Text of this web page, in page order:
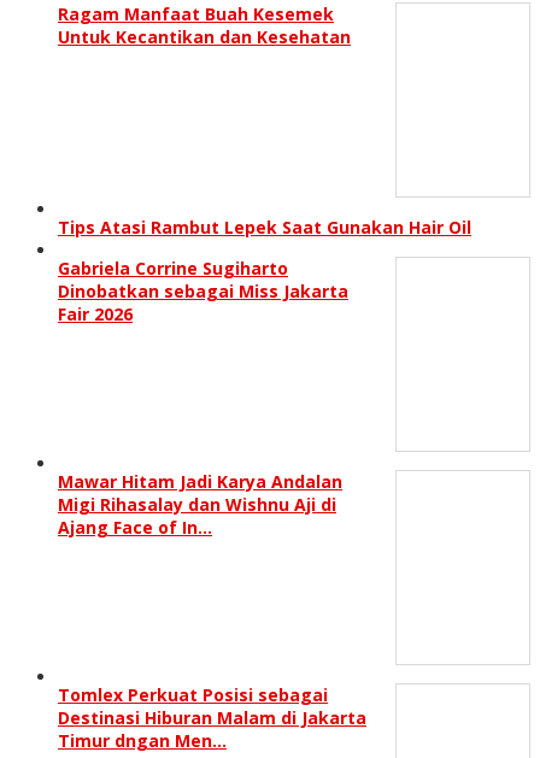
Ragam Manfaat Buah Kesemek
Untuk Kecantikan dan Kesehatan
Tips Atasi Rambut Lepek Saat Gunakan Hair Oil
Gabriela Corrine Sugiharto
Dinobatkan sebagai Miss Jakarta
Fair 2026
Mawar Hitam Jadi Karya Andalan
Migi Rihasalay dan Wishnu Aji di
Ajang Face of In…
Tomlex Perkuat Posisi sebagai
Destinasi Hiburan Malam di Jakarta
Timur dngan Men…